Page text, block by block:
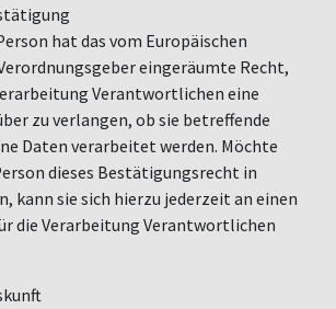
hat das vom Europäischen
eingeräumte Recht,
Verantwortlichen eine
zu verlangen, ob sie betreffende
Daten verarbeitet werden. Möchte
dieses Bestätigungsrecht in
kann sie sich hierzu jederzeit an einen
die Verarbeitung Verantwortlichen